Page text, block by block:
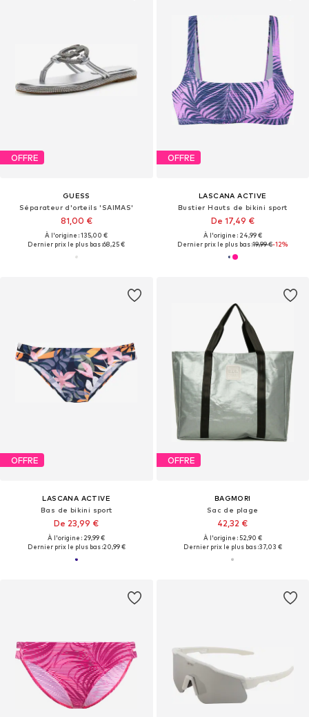
OFFRE
GUESS
Séparateur d'orteils 'SAIMAS'
81,00 €
À l'origine : 135,00 €
Dernier prix le plus bas :68,25 €
OFFRE
LASCANA ACTIVE
Bustier Hauts de bikini sport
De 17,49 €
À l'origine : 24,99 €
Dernier prix le plus bas :19,99 €-12%
OFFRE
LASCANA ACTIVE
Bas de bikini sport
De 23,99 €
À l'origine : 29,99 €
Dernier prix le plus bas :20,99 €
OFFRE
BAGMORI
Sac de plage
42,32 €
À l'origine : 52,90 €
Dernier prix le plus bas :37,03 €